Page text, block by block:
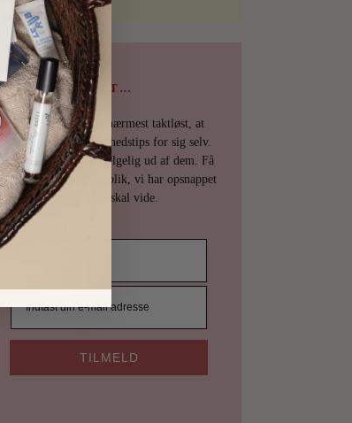
PSST…
Det er uhøfligt, ja nærmest taktløst, at
holde de bedste skønhedstips for sig selv.
Derfor deler vi selvfølgelig ud af dem. Få
en mail fra os det øjeblik, vi har opsnappet
noget, du skal vide.
TILMELD